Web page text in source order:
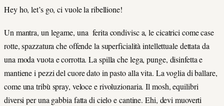
Hey ho, let’s go, ci vuole la ribellione!
Un mantra, un legame, una ferita condivisc a, le cicatrici come case
rotte, spazzatura che offende la superficialità intellettuale dettata da
una moda vuota e corrotta. La spilla che lega, punge, disinfetta e
mantiene i pezzi del cuore dato in pasto alla vita. La voglia di ballare,
come una tribù spray, veloce e rivoluzionaria. Il mosh, equilibri
diversi per una gabbia fatta di cielo e cantine. Ehi, devi muoverti